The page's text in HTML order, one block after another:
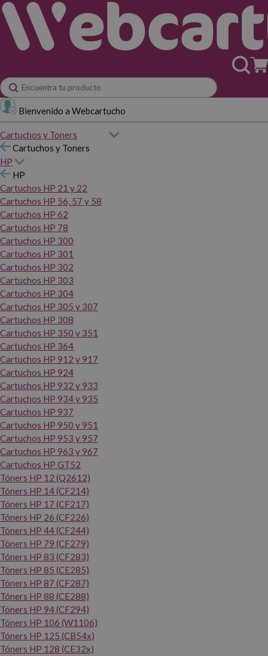
Bienvenido a Webcartucho
Cartuchos y Toners
Cartuchos y Toners
HP
HP
Cartuchos HP 21 y 22
Cartuchos HP 56, 57 y 58
Cartuchos HP 62
Cartuchos HP 78
Cartuchos HP 300
Cartuchos HP 301
Cartuchos HP 302
Cartuchos HP 303
Cartuchos HP 304
Cartuchos HP 305 y 307
Cartuchos HP 308
Cartuchos HP 350 y 351
Cartuchos HP 364
Cartuchos HP 912 y 917
Cartuchos HP 924
Cartuchos HP 932 y 933
Cartuchos HP 934 y 935
Cartuchos HP 937
Cartuchos HP 950 y 951
Cartuchos HP 953 y 957
Cartuchos HP 963 y 967
Cartuchos HP GT52
Tóners HP 12 (Q2612)
Tóners HP 14 (CF214)
Tóners HP 17 (CF217)
Tóners HP 26 (CF226)
Tóners HP 44 (CF244)
Tóners HP 79 (CF279)
Tóners HP 83 (CF283)
Tóners HP 85 (CE285)
Tóners HP 87 (CF287)
Tóners HP 88 (CE288)
Tóners HP 94 (CF294)
Tóners HP 106 (W1106)
Tóners HP 125 (CB54x)
Tóners HP 128 (CE32x)